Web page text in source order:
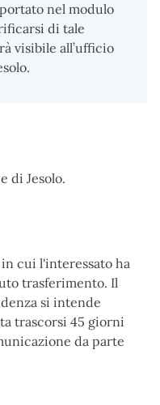
nel modulo
di tale
visibile all’ufficio
di Jesolo.
cui l'interessato ha
trasferimento. Il
si intende
trascorsi 45 giorni
da parte